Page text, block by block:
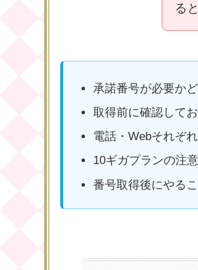
る
承諾番号が必要か
取得前に確認して
電話・Webそれぞ
10ギガプランの注
番号取得後にやる